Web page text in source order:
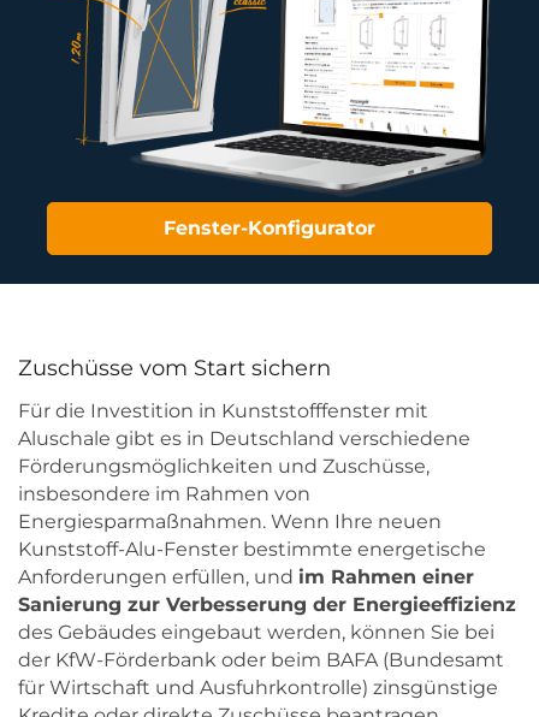
Fenster-Konfigurator
Zuschüsse vom Start sichern
Für die Investition in Kunststofffenster mit
Aluschale gibt es in Deutschland verschiedene
Förderungsmöglichkeiten und Zuschüsse,
insbesondere im Rahmen von
Energiesparmaßnahmen. Wenn Ihre neuen
Kunststoff-Alu-Fenster bestimmte energetische
Anforderungen erfüllen, und im Rahmen einer
Sanierung zur Verbesserung der Energieeffizienz
des Gebäudes eingebaut werden, können Sie bei
der KfW-Förderbank oder beim BAFA (Bundesamt
für Wirtschaft und Ausfuhrkontrolle) zinsgünstige